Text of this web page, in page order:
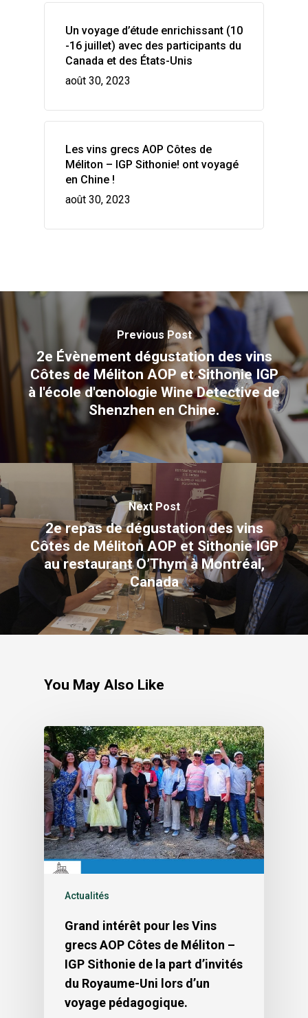
Un voyage d’étude enrichissant (10
-16 juillet) avec des participants du
Canada et des États-Unis
août 30, 2023
Les vins grecs AOP Côtes de
Méliton – IGP Sithonie! ont voyagé
en Chine !
août 30, 2023
Previous Post
2e Évènement dégustation des vins
Côtes de Méliton AOP et Sithonie IGP
à l'école d'œnologie Wine Detective de
Shenzhen en Chine.
Next Post
2e repas de dégustation des vins
Côtes de Méliton AOP et Sithonie IGP
au restaurant O’Thym à Montréal,
Canada
You May Also Like
Actualités
Grand intérêt pour les Vins
grecs AOP Côtes de Méliton –
IGP Sithonie de la part d’invités
du Royaume-Uni lors d’un
voyage pédagogique.
Les vignobles de la
grecque
Viticulture
IGP Sithonie
Indications
ACTUALITÉS
Wow look at this!
This is an optional, highly
customizable off canvas
T:
+216 (0)40 3629 4753
E:hello@themenectar.com